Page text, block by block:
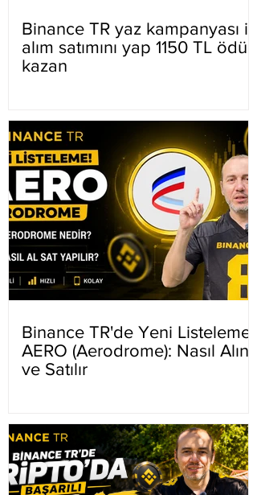
Binance TR yaz kampanyası ilk
alım satımını yap 1150 TL ödül
kazan
Binance TR'de Yeni Listeleme
AERO (Aerodrome): Nasıl Alınır
ve Satılır